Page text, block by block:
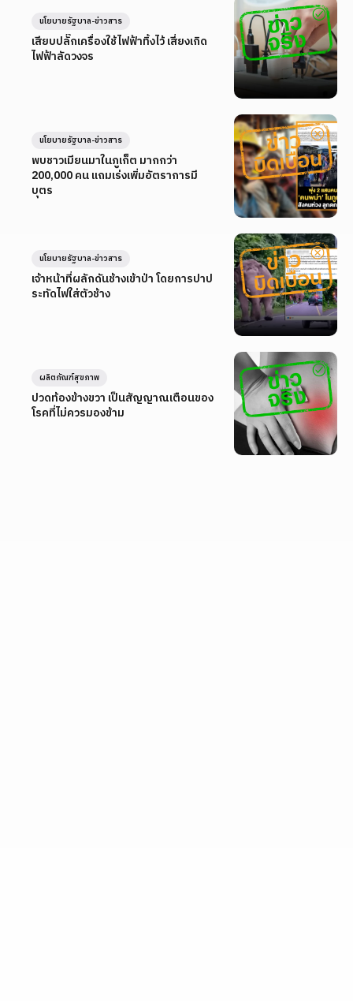
เสียบปลั๊กเครื่องใช้ไฟฟ้าทิ้งไว้ เสี่ยงเกิด
ไฟฟ้าลัดวงจร
นโยบายรัฐบาล-ข่าวสาร
พบชาวเมียนมาในภูเก็ต มากกว่า
200,000 คน แถมเร่งเพิ่มอัตราการมี
บุตร
นโยบายรัฐบาล-ข่าวสาร
เจ้าหน้าที่ผลักดันช้างเข้าป่า โดยการปาป
ระทัดไฟใส่ตัวช้าง
นโยบายรัฐบาล-ข่าวสาร
ปวดท้องข้างขวา เป็นสัญญาณเตือนของ
โรคที่ไม่ควรมองข้าม
ผลิตภัณฑ์สุขภาพ